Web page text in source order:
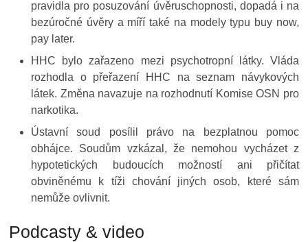
pravidla pro posuzování úvěruschopnosti, dopadá i na
bezúročné úvěry a míří také na modely typu buy now,
pay later.
HHC bylo zařazeno mezi psychotropní látky. Vláda
rozhodla o přeřazení HHC na seznam návykových
látek. Změna navazuje na rozhodnutí Komise OSN pro
narkotika.
Ústavní soud posílil právo na bezplatnou pomoc
obhájce. Soudům vzkázal, že nemohou vycházet z
hypotetických budoucích možností ani přičítat
obviněnému k tíži chování jiných osob, které sám
nemůže ovlivnit.
Podcasty & video